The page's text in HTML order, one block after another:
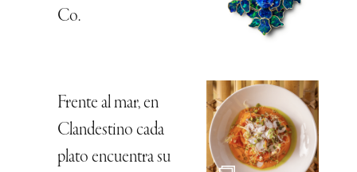
Co.
Frente al mar, en
Clandestino cada
plato encuentra su